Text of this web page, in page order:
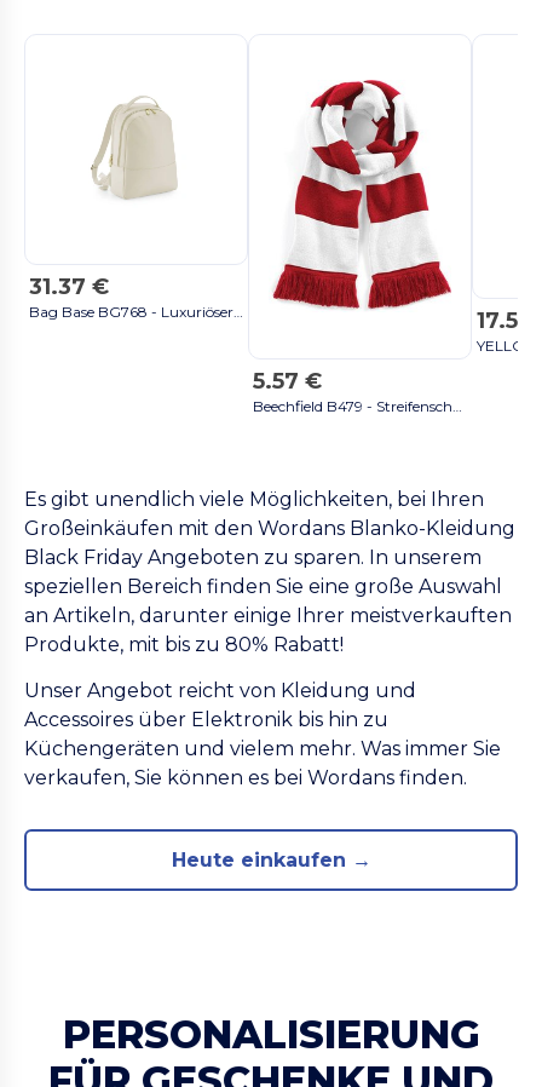
31.37 €
Bag Base BG768 - Luxuriöser Saffiano Rucksack mit Laptopfach austern
5.57 €
17.53
Es gibt unendlich viele Möglichkeiten, bei Ihren
Großeinkäufen mit den Wordans Blanko-Kleidung
Black Friday Angeboten zu sparen. In unserem
speziellen Bereich finden Sie eine große Auswahl
an Artikeln, darunter einige Ihrer meistverkauften
Produkte, mit bis zu 80% Rabatt!
Unser Angebot reicht von Kleidung und
Accessoires über Elektronik bis hin zu
Küchengeräten und vielem mehr. Was immer Sie
verkaufen, Sie können es bei Wordans finden.
Heute einkaufen →
PERSONALISIERUNG